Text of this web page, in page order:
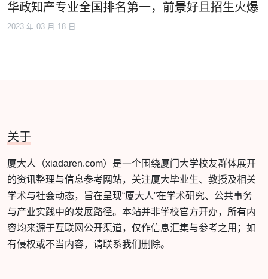
华政知产专业全国排名第一，前景好且招生火爆
2023 年 03 月 18 日
关于
厦大人（xiadaren.com）是一个围绕厦门大学校友群体展开
的资讯整理与信息参考网站，关注厦大毕业生、教授及相关
学术与社会动态，旨在呈现“厦大人”在学术研究、公共事务
与产业实践中的发展路径。本站并非学校官方开办，所有内
容均来源于互联网公开渠道，仅作信息汇集与参考之用；如
有侵权或不当内容，请联系我们删除。